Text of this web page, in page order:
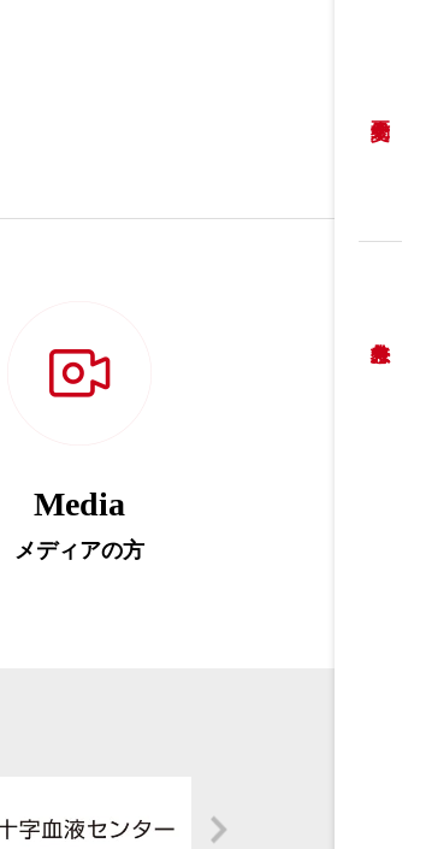
Media
メディアの方